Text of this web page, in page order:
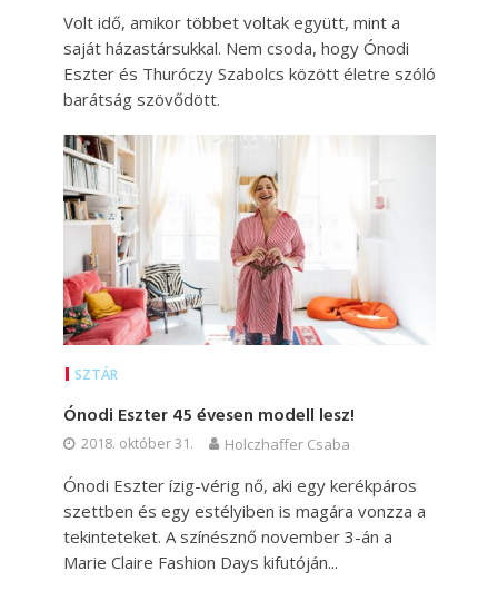
Volt idő, amikor többet voltak együtt, mint a
saját házastársukkal. Nem csoda, hogy Ónodi
Eszter és Thuróczy Szabolcs között életre szóló
barátság szövődött.
SZTÁR
Ónodi Eszter 45 évesen modell lesz!
2018. október 31. Holczhaffer Csaba
Ónodi Eszter ízig-vérig nő, aki egy kerékpáros
szettben és egy estélyiben is magára vonzza a
tekinteteket. A színésznő november 3-án a
Marie Claire Fashion Days kifutóján...